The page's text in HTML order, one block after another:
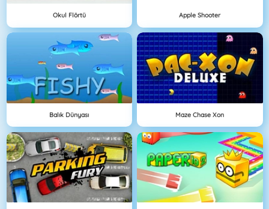
Okul Flörtü Apple Shooter
Balık Dünyası Maze Chase Xon